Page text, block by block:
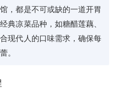
，都是不可或缺的一道开胃
典凉菜品种，如糖醋莲藕、
现代人的口味需求，确保每
。